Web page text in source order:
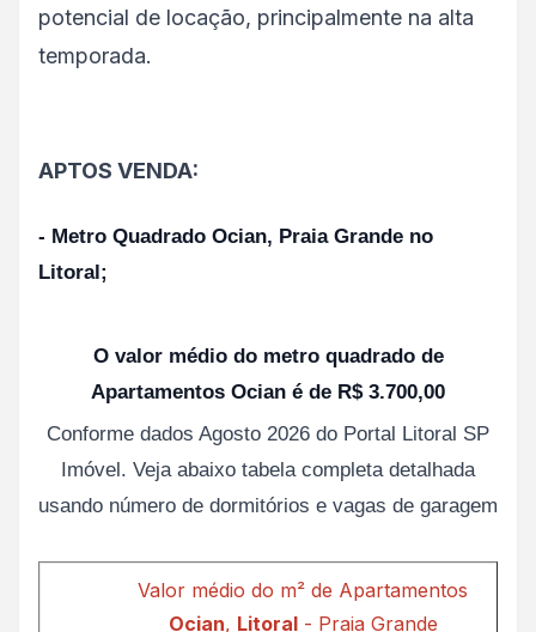
potencial de locação, principalmente na alta
temporada.
APTOS VENDA:
- Metro Quadrado Ocian, Praia Grande no
Litoral;
O valor médio do metro quadrado de
Apartamentos Ocian é de R$ 3.700,00
Conforme dados Agosto 2026 do Portal Litoral SP
Imóvel. Veja abaixo tabela completa detalhada
usando número de dormitórios e vagas de garagem
Valor médio do m² de Apartamentos
Ocian, Litoral- Praia Grande